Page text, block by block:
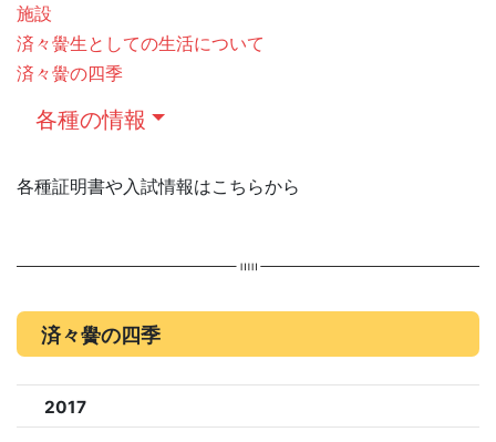
施設
済々黌生としての生活について
済々黌の四季
各種の情報
各種証明書や入試情報はこちらから
済々黌の四季
2017